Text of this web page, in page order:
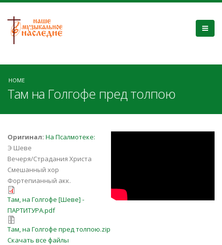
HOME
Там на Голгофе пред толпою
Оригинал: На Псалмотеке:
Э Шеве
Вечеря/Страдания Христа
Смешанный хор
Фортепианный акк.
Там, на Голгофе [Шеве] -
ПАРТИТУРА.pdf
Там, на Голгофе [Шеве] -
ПАРТИТУРА.pdf
Там, на Голгофе пред толпою.zip
Там, на Голгофе пред толпою.zip
Скачать все файлы